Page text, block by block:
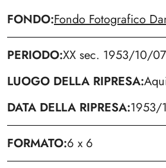
FONDO Fondo Fotografico
PERIODO XX sec. 1953/10/
LUOGO DELLA RIPRESA
DATA DELLA RIPRESA
FORMATO 6 x 6